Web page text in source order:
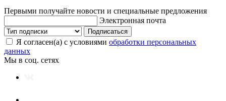
Первыми получайте новости и специальные предложения
Электронная почта
Подписаться
Я согласен(а) с условиями обработки персональных
данных
Мы в соц. сетях